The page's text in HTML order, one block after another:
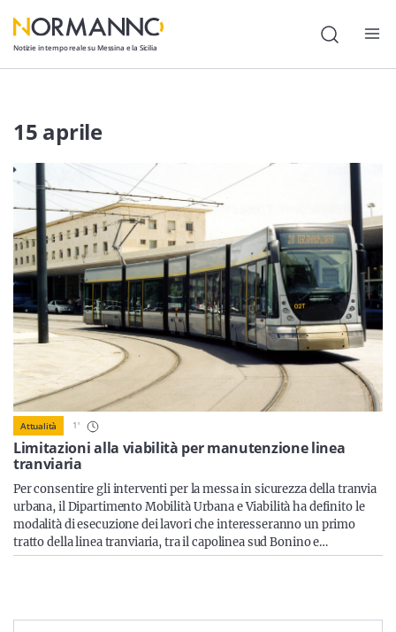
Notizie in tempo reale su Messina e la Sicilia
Attualità
Cronaca
Politica
Cultura
Lavoro
Società
Economia
Sport
Sicilia
Servizi
15 aprile
Limitazioni alla viabilità per manutenzione linea
tranviaria
Attualità 1'
Per consentire gli interventi per la messa in sicurezza della tranvia
urbana, il Dipartimento Mobilità Urbana e Viabilità ha definito le
modalità di esecuzione dei lavori che interesseranno un primo
tratto della linea tranviaria, tra il capolinea sud Bonino e…